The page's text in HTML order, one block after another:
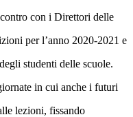
con i Direttori delle
per l’anno 2020-2021 e
studenti delle scuole.
in cui anche i futuri
lezioni, fissando